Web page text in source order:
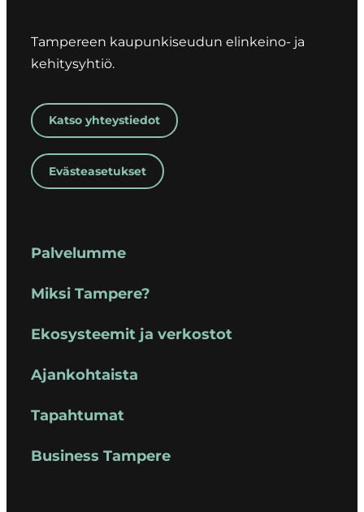
Tampereen kaupunkiseudun elinkeino- ja
kehitysyhtiö.
Katso yhteystiedot
Evästeasetukset
Palvelumme
Miksi Tampere?
Ekosysteemit ja verkostot
Ajankohtaista
Tapahtumat
Business Tampere